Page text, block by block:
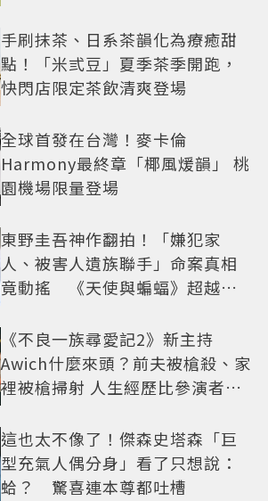
手刷抹茶、日系茶韻化為療癒甜
點！「米弎豆」夏季茶季開跑，
快閃店限定茶飲清爽登場
全球首發在台灣！麥卡倫
Harmony最終章「椰風煖韻」 桃
園機場限量登場
東野圭吾神作翻拍！「嫌犯家
人、被害人遺族聯手」命案真相
竟動搖 《天使與蝙蝠》超越懸
《不良一族尋愛記2》新主持
Awich什麼來頭？前夫被槍殺、家
裡被槍掃射 人生經歷比參演者還
這也太不像了！傑森史塔森「巨
型充氣人偶分身」看了只想說：
蛤？ 驚喜連本尊都吐槽